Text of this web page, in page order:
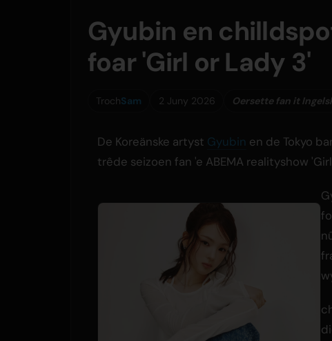
Gyubin en
foar 'Girl or Lady 3'
TrochSam 2 Juny 2026 Oersette fan it
De Koreänske artyst Gyubin en de Tokyo
trêde seizoen fan 'e ABEMA realityshow